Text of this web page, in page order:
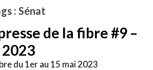
: Sénat
de la fibre #9 –
du 1er au 15 mai 2023